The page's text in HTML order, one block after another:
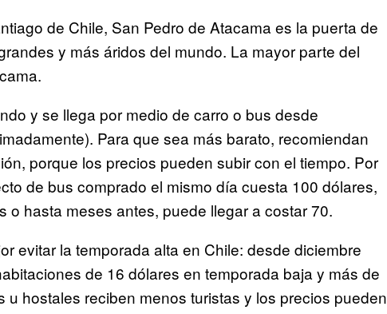
de Chile, San Pedro de Atacama es la puerta de
y más áridos del mundo. La mayor parte del
y se llega por medio de carro o bus desde
Para que sea más barato, recomiendan
porque los precios pueden subir con el tiempo. Por
de bus comprado el mismo día cuesta 100 dólares,
o hasta meses antes, puede llegar a costar 70.
evitar la temporada alta en Chile: desde diciembre
de 16 dólares en temporada baja y más de
hostales reciben menos turistas y los precios pueden